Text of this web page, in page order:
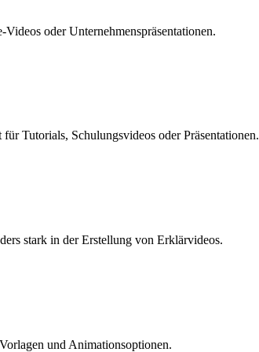
oder Unternehmenspräsentationen.
Tutorials, Schulungsvideos oder Präsentationen.
stark in der Erstellung von Erklärvideos.
und Animationsoptionen.